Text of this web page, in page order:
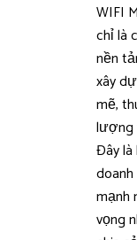
WIFI
chỉ là
nền
xây
mẽ,
lượng
Đây là
mạnh
vọng